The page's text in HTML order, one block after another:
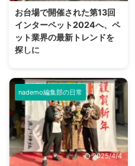
暑さを吹き飛ばす、背筋がゾッと
冷えてしまいそうな企画を決行し
ます。 ワンコには幽霊が見える
のか 古来より犬には幽霊が見え
るとか、亡くなったワンコが守護
な話が尽きない動物です。 では
ワンコに人間には見え ...
お台場で開催された第13回
インターペット2024へ、ペ
ット業界の最新トレンドを
探しに
ビッグサイトで開催されたペット
の祭典「インターペット」に参加
してきました。 朝、開始時間に
行ったものの入り口は長蛇の列。
多くの来場者に混じってわんこや
ニャンコもたくさん来ていた、大
盛況イベントのレポートをお届け
します。 インターペットとは ペ
nademo編集部の日常
2025/4/4